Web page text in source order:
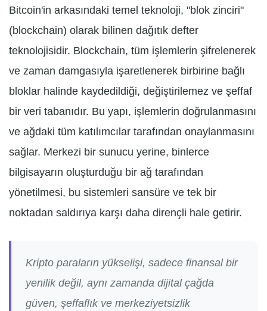
Bitcoin'in arkasındaki temel teknoloji, "blok zinciri"
(blockchain) olarak bilinen dağıtık defter
teknolojisidir. Blockchain, tüm işlemlerin şifrelenerek
ve zaman damgasıyla işaretlenerek birbirine bağlı
bloklar halinde kaydedildiği, değiştirilemez ve şeffaf
bir veri tabanıdır. Bu yapı, işlemlerin doğrulanmasını
ve ağdaki tüm katılımcılar tarafından onaylanmasını
sağlar. Merkezi bir sunucu yerine, binlerce
bilgisayarın oluşturduğu bir ağ tarafından
yönetilmesi, bu sistemleri sansüre ve tek bir
noktadan saldırıya karşı daha dirençli hale getirir.
Kripto paraların yükselişi, sadece finansal bir
yenilik değil, aynı zamanda dijital çağda
güven, şeffaflık ve merkeziyetsizlik